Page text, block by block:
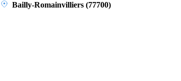
Bailly-Romainvilliers (77700)